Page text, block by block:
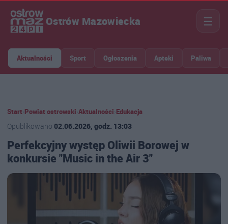
Ostrów Mazowiecka ☰
Aktualności Sport Ogłoszenia Apteki Paliwa
Start Powiat ostrowski Aktualności Edukacja
Opublikowano 02.06.2026, godz. 13:03
Perfekcyjny występ Oliwii Borowej w
konkursie "Music in the Air 3"